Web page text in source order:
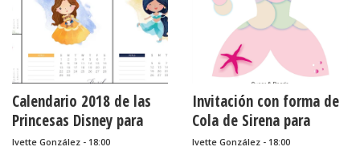
Calendario 2018 de las
Princesas Disney para
Imprimir Gratis.
Ivette González - 18:00
Invitación con forma de
Cola de Sirena para
Imprimir Gratis.
Ivette González - 18:00